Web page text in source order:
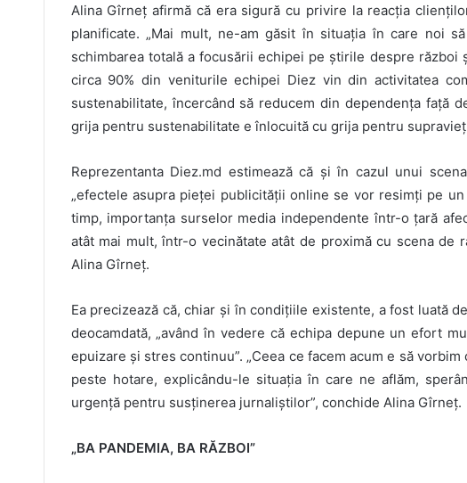
Alina Gîrneț afirmă că era sigură cu privire la reacția
planificate. „Mai mult, ne-am găsit în situația în care noi
schimbarea totală a focusării echipei pe știrile despre
circa 90% din veniturile echipei Diez vin din activitatea
sustenabilitate, încercând să reducem din dependența față
grija pentru sustenabilitate e înlocuită cu grija pentru
Reprezentanta Diez.md estimează că și în cazul unui
„efectele asupra pieței publicității online se vor resimți pe
timp, importanța surselor media independente într-o țară
atât mai mult, într-o vecinătate atât de proximă cu scena de
Alina Gîrneț.
Ea precizează că, chiar și în condițiile existente, a fost luată
deocamdată, „având în vedere că echipa depune un efort
epuizare și stres continuu”. „Ceea ce facem acum e să
peste hotare, explicându-le situația în care ne aflăm,
urgență pentru susținerea jurnaliștilor”, conchide Alina Gîrneț.
„BA PANDEMIA, BA RĂZBOI”